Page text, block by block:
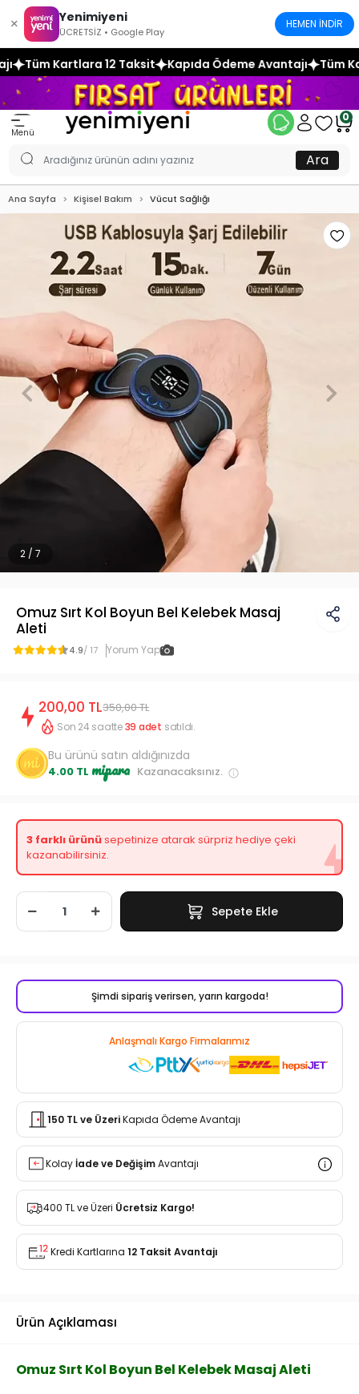
× Yenimiyeni
ÜCRETSİZ • Google Play
HEMEN İNDİR
Taksit Kapıda Ödeme Avantajı Tüm Kartlara 12 Taksit
Menü
0
Ara
Ana Sayfa Kişisel Bakım Vücut Sağlığı
2 / 7
Omuz Sırt Kol Boyun Bel Kelebek Masaj
Aleti
4.9/ 17 Yorum Yap
200,00 TL350,00 TL
Son 24 saatte39 adet satıldı.
Bu ürünü satın aldığınızda
4.00 TL mipara Kazanacaksınız.
3 farklı ürünüsepetinize atarak sürpriz hediye çeki
kazanabilirsiniz.
Sepete Ekle
Şimdi sipariş verirsen, yarın kargoda!
Anlaşmalı Kargo Firmalarımız
150 TL ve ÜzeriKapıda Ödeme Avantajı
Kolayİade ve DeğişimAvantajı
400 TL ve Üzeri Ücretsiz Kargo!
Kredi Kartlarına 12 Taksit Avantajı
Ürün Açıklaması
Omuz Sırt Kol Boyun Bel Kelebek Masaj Aleti